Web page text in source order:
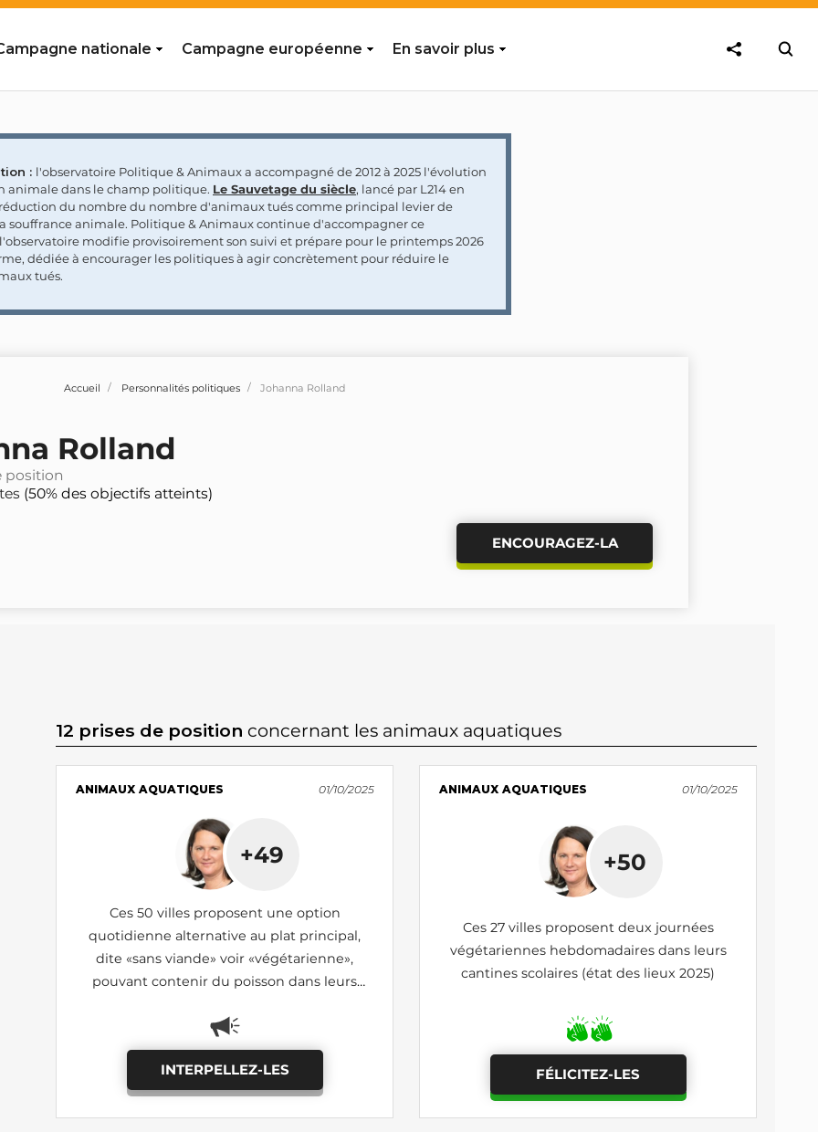
nationale Campagne européenne En savoir plus
: l'observatoire Politique & Animaux a accompagné de 2012 à 2025 l'évolution
animale dans le champ politique. Le Sauvetage du siècle, lancé par L214 en
réduction du nombre du nombre d'animaux tués comme principal levier de
souffrance animale. Politique & Animaux continue d'accompagner ce
modifie provisoirement son suivi et prépare pour le printemps 2026
dédiée à encourager les politiques à agir concrètement pour réduire le
tués.
Accueil Personnalités politiques Johanna Rolland
Rolland
position
(50% des objectifs atteints)
ENCOURAGEZ-LA
12 prises de position concernant les animaux aquatiques
ANIMAUX AQUATIQUES 01/10/2025
+49
Ces 50 villes proposent une option
quotidienne alternative au plat principal,
dite «sans viande» voir «végétarienne»,
pouvant contenir du poisson dans leurs
INTERPELLEZ-LES
ANIMAUX AQUATIQUES 01/10/2025
+50
Ces 27 villes proposent deux journées
végétariennes hebdomadaires dans leurs
cantines scolaires (état des lieux 2025)
FÉLICITEZ-LES